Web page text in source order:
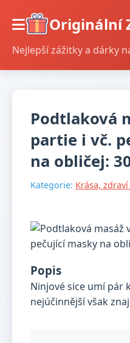
Originální
Nejlepší zážitky a dárky
Podtlaková
partie i vč.
na obličej:
Kategorie: Krása,
Popis
Ninjové sice umí pár
nejúčinnější však